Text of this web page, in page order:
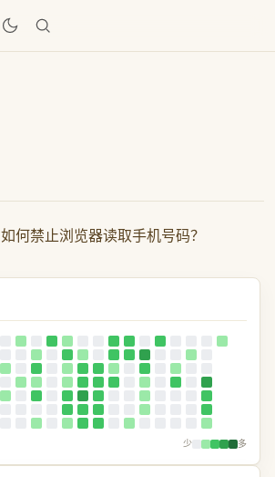
如何禁止浏览器读取手机号码？
少 多